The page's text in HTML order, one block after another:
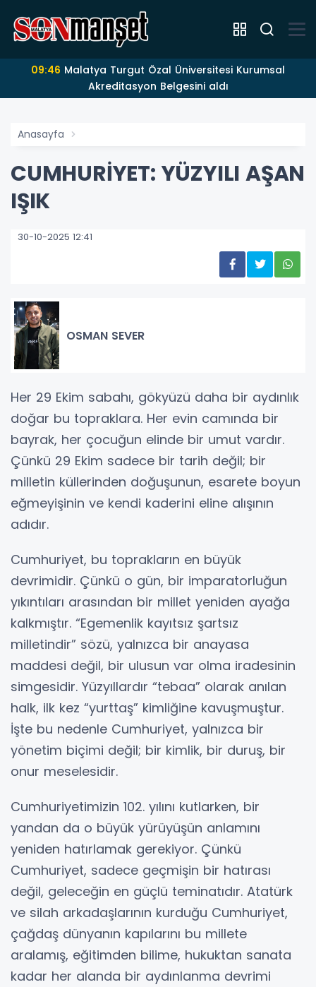
09:46
Akreditasyon Belgesini aldı
Anasayfa
CUMHURİYET: YÜZYILI AŞAN
IŞIK
30-10-2025 12:41
OSMAN SEVER
Her 29 Ekim sabahı, gökyüzü daha bir aydınlık
doğar bu topraklara. Her evin camında bir
bayrak, her çocuğun elinde bir umut vardır.
Çünkü 29 Ekim sadece bir tarih değil; bir
milletin küllerinden doğuşunun, esarete boyun
eğmeyişinin ve kendi kaderini eline alışının
adıdır.
Cumhuriyet, bu toprakların en büyük
devrimidir. Çünkü o gün, bir imparatorluğun
yıkıntıları arasından bir millet yeniden ayağa
kalkmıştır. “Egemenlik kayıtsız şartsız
milletindir” sözü, yalnızca bir anayasa
maddesi değil, bir ulusun var olma iradesinin
simgesidir. Yüzyıllardır “tebaa” olarak anılan
halk, ilk kez “yurttaş” kimliğine kavuşmuştur.
İşte bu nedenle Cumhuriyet, yalnızca bir
yönetim biçimi değil; bir kimlik, bir duruş, bir
onur meselesidir.
Cumhuriyetimizin 102. yılını kutlarken, bir
yandan da o büyük yürüyüşün anlamını
yeniden hatırlamak gerekiyor. Çünkü
Cumhuriyet, sadece geçmişin bir hatırası
değil, geleceğin en güçlü teminatıdır. Atatürk
ve silah arkadaşlarının kurduğu Cumhuriyet,
çağdaş dünyanın kapılarını bu millete
aralamış, eğitimden bilime, hukuktan sanata
kadar her alanda bir aydınlanma devrimi